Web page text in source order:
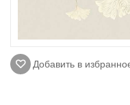
Добавить в